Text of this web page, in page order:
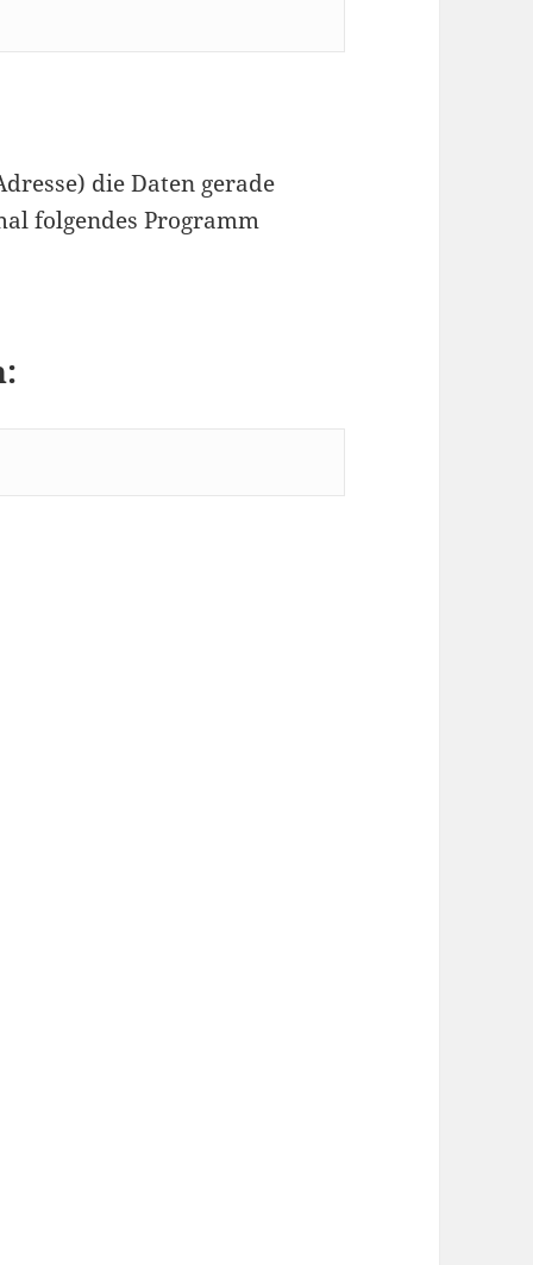
die Daten gerade
folgendes Programm